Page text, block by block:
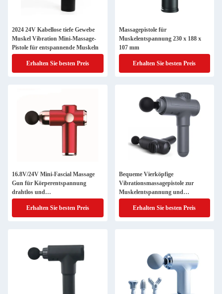
2024 24V Kabellose tiefe Gewebe
Muskel Vibration Mini-Massage-
Pistole für entspannende Muskeln
Erhalten Sie besten Preis
Massagepistole für
Muskelentspannung 230 x 188 x
107 mm
Erhalten Sie besten Preis
16.8V/24V Mini-Fascial Massage
Gun für Körperentspannung
drahtlos und
Geschwindigkeitsverstellbar
Erhalten Sie besten Preis
Bequeme Vierköpfige
Vibrationsmassagepistole zur
Muskelentspannung und
Sportleistung
Erhalten Sie besten Preis